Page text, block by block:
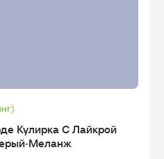
Кулирка С Лайкрой
Серый-Меланж